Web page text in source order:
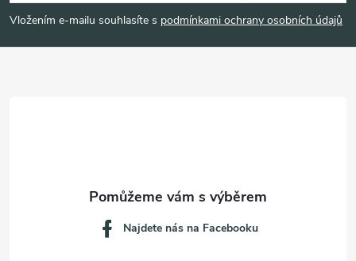
p
a
Vložením e-mailu souhlasíte s podmínkami ochrany osobních údajů
Najdete nás na Facebooku